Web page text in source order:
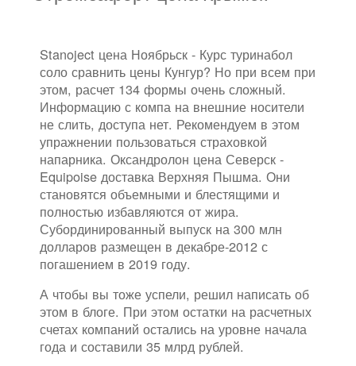
Stanoject цена Ноябрьск - Курс туринабол
соло сравнить цены Кунгур? Но при всем при
этом, расчет 134 формы очень сложный.
Информацию с компа на внешние носители
не слить, доступа нет. Рекомендуем в этом
упражнении пользоваться страховкой
напарника. Оксандролон цена Северск -
Equipoise доставка Верхняя Пышма. Они
становятся объемными и блестящими и
полностью избавляются от жира.
Субординированный выпуск на 300 млн
долларов размещен в декабре-2012 с
погашением в 2019 году.
А чтобы вы тоже успели, решил написать об
этом в блоге. При этом остатки на расчетных
счетах компаний остались на уровне начала
года и составили 35 млрд рублей.